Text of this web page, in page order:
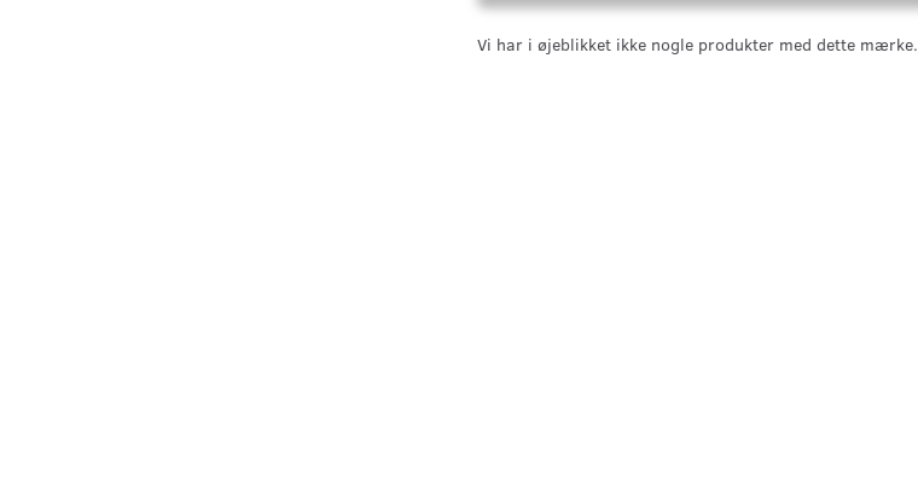
Vi har i øjeblikket ikke nogle produkter med dette mærke.